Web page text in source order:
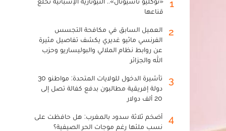
1
قناعها
2
العميل السابق في مكافحة التجسس
الفرنسي ماثيو غديري يكشف تفاصيل مثيرة
عن روابط نظام الملالي والبوليساريو وحزب
الله والجزائر
3
تأشيرة الدخول للولايات المتحدة: مواطنو 30
دولة إفريقية مطالبون بدفع كفالة تصل إلى
20 ألف دولار
4
أضخم ثلاثة سدود بالمغرب: هل حافظت على
نسب ملئها رغم موجات الحر الصيفية؟